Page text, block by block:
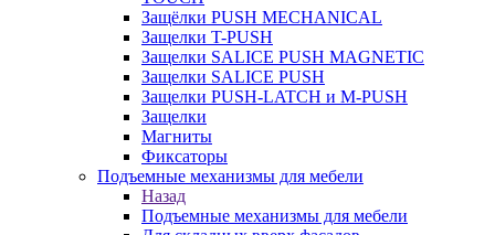
Защёлки PUSH MECHANICAL
Защелки T-PUSH
Защелки SALICE PUSH MAGNETIC
Защелки SALICE PUSH
Защелки PUSH-LATCH и M-PUSH
Защелки
Магниты
Фиксаторы
Подъемные механизмы для мебели
Назад
Подъемные механизмы для мебели